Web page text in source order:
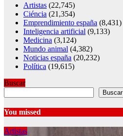
Artistas (22,745)
Ciéncia (21,354)
Emprendimiento españa (8,431)
Inteligencia artificial (9,133)
Medicina (3,124)
Mundo animal (4,382)
Noticias españa (20,232)
Política (19,615)
Buscar
Buscar
You missed
Artistas